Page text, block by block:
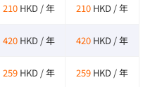
210 HKD / 年 210 HKD / 年
420 HKD / 年 420 HKD / 年
259 HKD / 年 259 HKD / 年